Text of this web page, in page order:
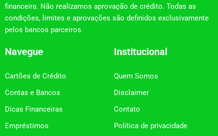
financeira. Não realizamos aprovação de crédito. Todas as
condições, limites e aprovações são definidos exclusivamente
pelos bancos parceiros.
Navegue
Cartões de Crédito
Contas e Bancos
Dicas Financeiras
Empréstimos
Institucional
Quem Somos
Disclaimer
Contato
Política de privacidade